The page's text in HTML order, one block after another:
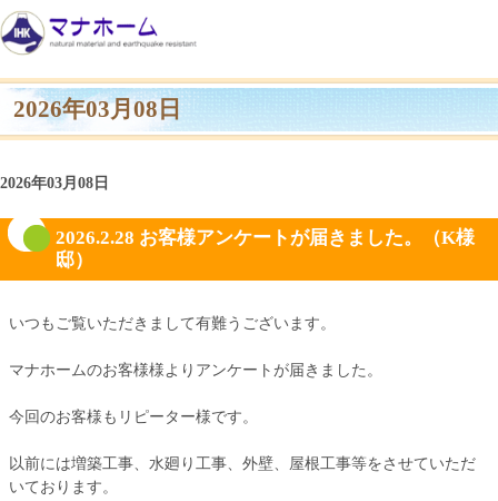
2026年03月08日
2026年03月08日
2026.2.28 お客様アンケートが届きました。（K様
邸）
いつもご覧いただきまして有難うございます。
マナホームのお客様様よりアンケートが届きました。
今回のお客様もリピーター様です。
以前には増築工事、水廻り工事、外壁、屋根工事等をさせていただ
いております。